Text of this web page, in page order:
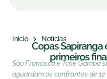
Início Notícias
Copas Sapiranga
primeiros
São Francisco e Tchê Gambá
aguardam os confrontos de 12